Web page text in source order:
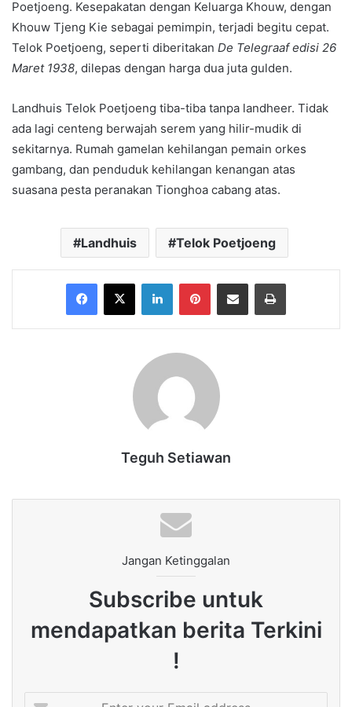
Poetjoeng. Kesepakatan dengan Keluarga Khouw, dengan
Khouw Tjeng Kie sebagai pemimpin, terjadi begitu cepat.
Telok Poetjoeng, seperti diberitakan De Telegraaf edisi 26
Maret 1938, dilepas dengan harga dua juta gulden.
Landhuis Telok Poetjoeng tiba-tiba tanpa landheer. Tidak
ada lagi centeng berwajah serem yang hilir-mudik di
sekitarnya. Rumah gamelan kehilangan pemain orkes
gambang, dan penduduk kehilangan kenangan atas
suasana pesta peranakan Tionghoa cabang atas.
Landhuis Telok Poetjoeng
Facebook
X LinkedInPinterestShare via Email Print
Teguh Setiawan
Jangan Ketinggalan
Subscribe untuk
mendapatkan berita Terkini
!